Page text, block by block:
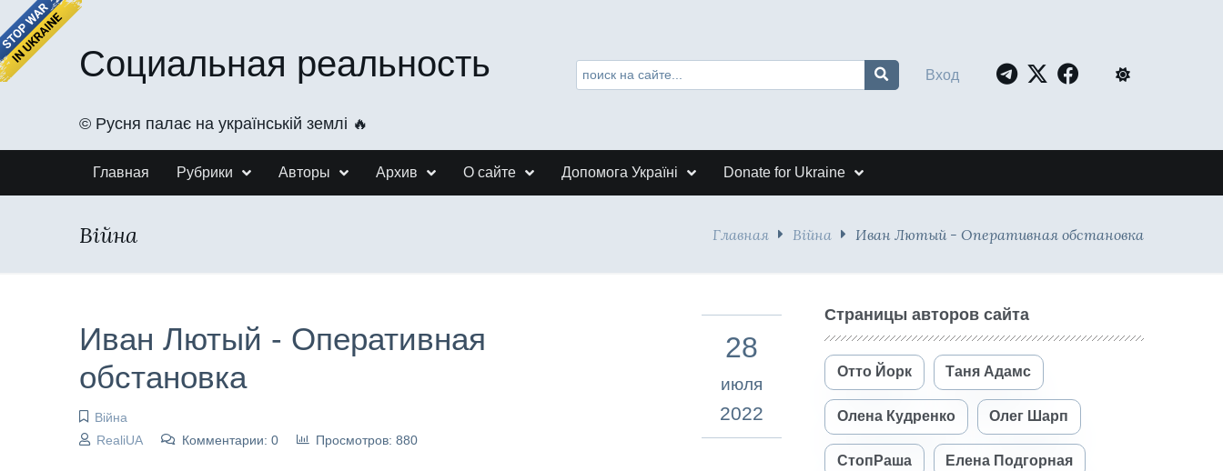
Социальная реальность
©️ Русня палає на українській землі 🔥
Вход
Главная Рубрики Авторы Архив О сайте Допомога Україні Donate for Ukraine
Війна Главная Війна Иван Лютый - Оперативная обстановка
Иван Лютый - Оперативная
обстановка
Війна
RealiUA
Комментарии: 0 Просмотров: 880
28
июля
2022
Страницы авторов сайта
Отто Йорк Таня Адамс
Олена Кудренко Олег Шарп
СтопРаша Елена Подгорная